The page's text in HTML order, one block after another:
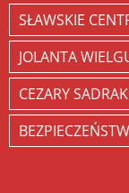
SŁAWSKIE
JOLANTA
CEZARY